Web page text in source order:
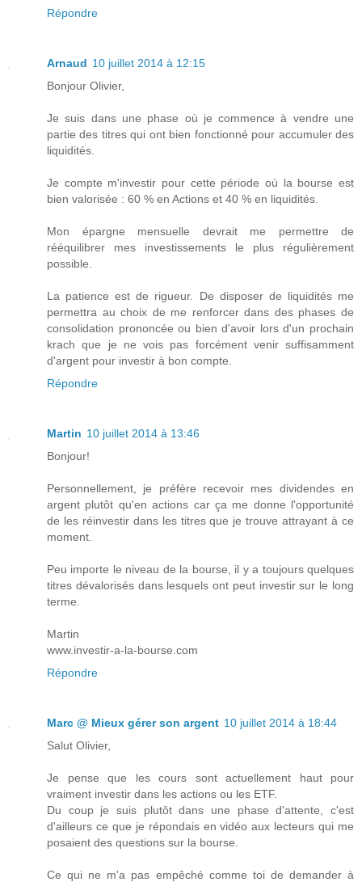
Répondre
Arnaud 10 juillet 2014 à 12:15
Bonjour Olivier,
Je suis dans une phase où je commence à vendre une
partie des titres qui ont bien fonctionné pour accumuler des
liquidités.
Je compte m'investir pour cette période où la bourse est
bien valorisée : 60 % en Actions et 40 % en liquidités.
Mon épargne mensuelle devrait me permettre de
rééquilibrer mes investissements le plus régulièrement
possible.
La patience est de rigueur. De disposer de liquidités me
permettra au choix de me renforcer dans des phases de
consolidation prononcée ou bien d'avoir lors d'un prochain
krach que je ne vois pas forcément venir suffisamment
d'argent pour investir à bon compte.
Répondre
Martin 10 juillet 2014 à 13:46
Bonjour!
Personnellement, je préfère recevoir mes dividendes en
argent plutôt qu'en actions car ça me donne l'opportunité
de les réinvestir dans les titres que je trouve attrayant à ce
moment.
Peu importe le niveau de la bourse, il y a toujours quelques
titres dévalorisés dans lesquels ont peut investir sur le long
terme.
Martin
www.investir-a-la-bourse.com
Répondre
Marc @ Mieux gérer son argent 10 juillet 2014 à 18:44
Salut Olivier,
Je pense que les cours sont actuellement haut pour
vraiment investir dans les actions ou les ETF.
Du coup je suis plutôt dans une phase d'attente, c'est
d'ailleurs ce que je répondais en vidéo aux lecteurs qui me
posaient des questions sur la bourse.
Ce qui ne m'a pas empêché comme toi de demander à